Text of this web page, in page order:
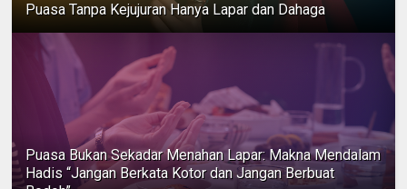
Puasa Tanpa Kejujuran Hanya Lapar dan Dahaga
Puasa Bukan Sekadar Menahan Lapar: Makna Mendalam
Hadis “Jangan Berkata Kotor dan Jangan Berbuat